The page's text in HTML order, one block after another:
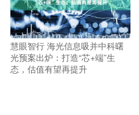
慧眼智行 海光信息吸并中科曙
光预案出炉：打造“芯+端”生
态，估值有望再提升